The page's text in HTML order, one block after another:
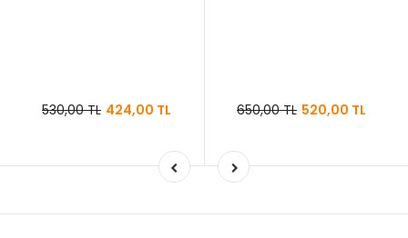
530,00 TL 424,00 TL 650,00 TL 520,00 TL